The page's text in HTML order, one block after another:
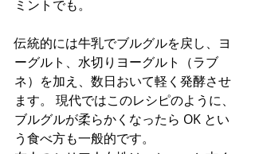
ミントでも。
伝統的には牛乳でブルグルを戻し、ヨ
ーグルト、水切りヨーグルト（ラブ
ネ）を加え、数日おいて軽く発酵させ
ます。 現代ではこのレシピのように、
ブルグルが柔らかくなったら OK とい
う食べ方も一般的です。